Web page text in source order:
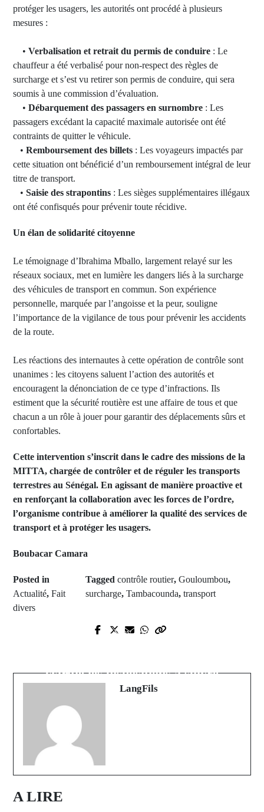
protéger les usagers, les autorités ont procédé à plusieurs
mesures :
• Verbalisation et retrait du permis de conduire : Le
chauffeur a été verbalisé pour non-respect des règles de
surcharge et s’est vu retirer son permis de conduire, qui sera
soumis à une commission d’évaluation.
• Débarquement des passagers en surnombre : Les
passagers excédant la capacité maximale autorisée ont été
contraints de quitter le véhicule.
• Remboursement des billets : Les voyageurs impactés par
cette situation ont bénéficié d’un remboursement intégral de leur
titre de transport.
• Saisie des strapontins : Les sièges supplémentaires illégaux
ont été confisqués pour prévenir toute récidive.
Un élan de solidarité citoyenne
Le témoignage d’Ibrahima Mballo, largement relayé sur les
réseaux sociaux, met en lumière les dangers liés à la surcharge
des véhicules de transport en commun. Son expérience
personnelle, marquée par l’angoisse et la peur, souligne
l’importance de la vigilance de tous pour prévenir les accidents
de la route.
Les réactions des internautes à cette opération de contrôle sont
unanimes : les citoyens saluent l’action des autorités et
encouragent la dénonciation de ce type d’infractions. Ils
estiment que la sécurité routière est une affaire de tous et que
chacun a un rôle à jouer pour garantir des déplacements sûrs et
confortables.
Cette intervention s’inscrit dans le cadre des missions de la
MITTA, chargée de contrôler et de réguler les transports
terrestres au Sénégal. En agissant de manière proactive et
en renforçant la collaboration avec les forces de l’ordre,
l’organisme contribue à améliorer la qualité des services de
transport et à protéger les usagers.
Boubacar Camara
Posted in
Actualité, Fait
divers
Taggedcontrôle routier,Gouloumbou,
surcharge,Tambacounda,transport
Prev Post
clarifie les dispositions à suivre
LangFils
A LIRE